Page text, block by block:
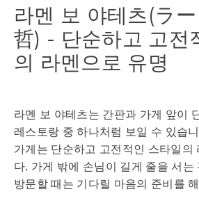
라멘 보 야테츠(ラ
哲) - 단순하고 고전
의 라멘으로 유명
라멘 보 야테츠는 간판과 가게 앞이
레스토랑 중 하나처럼 보일 수 있습
가게는 단순하고 고전적인 스타일의
다. 가게 밖에 손님이 길게 줄을 서는
방문할 때는 기다릴 마음의 준비를